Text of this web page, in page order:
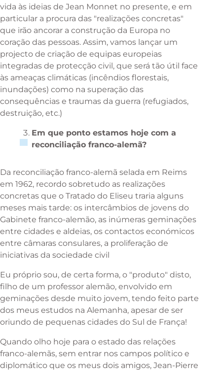
vida às ideias de Jean Monnet no presente, e em
particular a procura das "realizações concretas"
que irão ancorar a construção da Europa no
coração das pessoas. Assim, vamos lançar um
projecto de criação de equipas europeias
integradas de protecção civil, que será tão útil face
às ameaças climáticas (incêndios florestais,
inundações) como na superação das
consequências e traumas da guerra (refugiados,
destruição, etc.)
Em que ponto estamos hoje com a
reconciliação franco-alemã?
Da reconciliação franco-alemã selada em Reims
em 1962, recordo sobretudo as realizações
concretas que o Tratado do Eliseu traria alguns
meses mais tarde: os intercâmbios de jovens do
Gabinete franco-alemão, as inúmeras geminações
entre cidades e aldeias, os contactos económicos
entre câmaras consulares, a proliferação de
iniciativas da sociedade civil
Eu próprio sou, de certa forma, o "produto" disto,
filho de um professor alemão, envolvido em
geminações desde muito jovem, tendo feito parte
dos meus estudos na Alemanha, apesar de ser
oriundo de pequenas cidades do Sul de França!
Quando olho hoje para o estado das relações
franco-alemãs, sem entrar nos campos político e
diplomático que os meus dois amigos, Jean-Pierre